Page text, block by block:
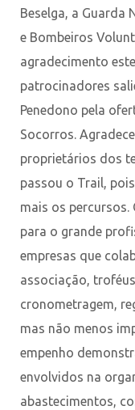
Beselga, a Guarda
e Bombeiros
agradecimento
patrocinadores
Penedono pela
Socorros.
proprietários dos
passou o Trail,
mais os
para o grande
empresas que
associação,
cronometragem,
mas não menos
empenho
envolvidos na
abastecimentos,